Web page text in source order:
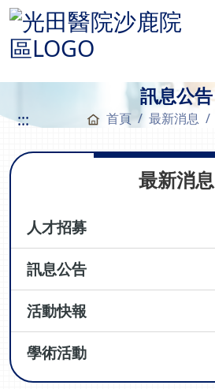
訊息公告
::: 首頁 最新消息
最新消息
人才招募
訊息公告
活動快報
學術活動